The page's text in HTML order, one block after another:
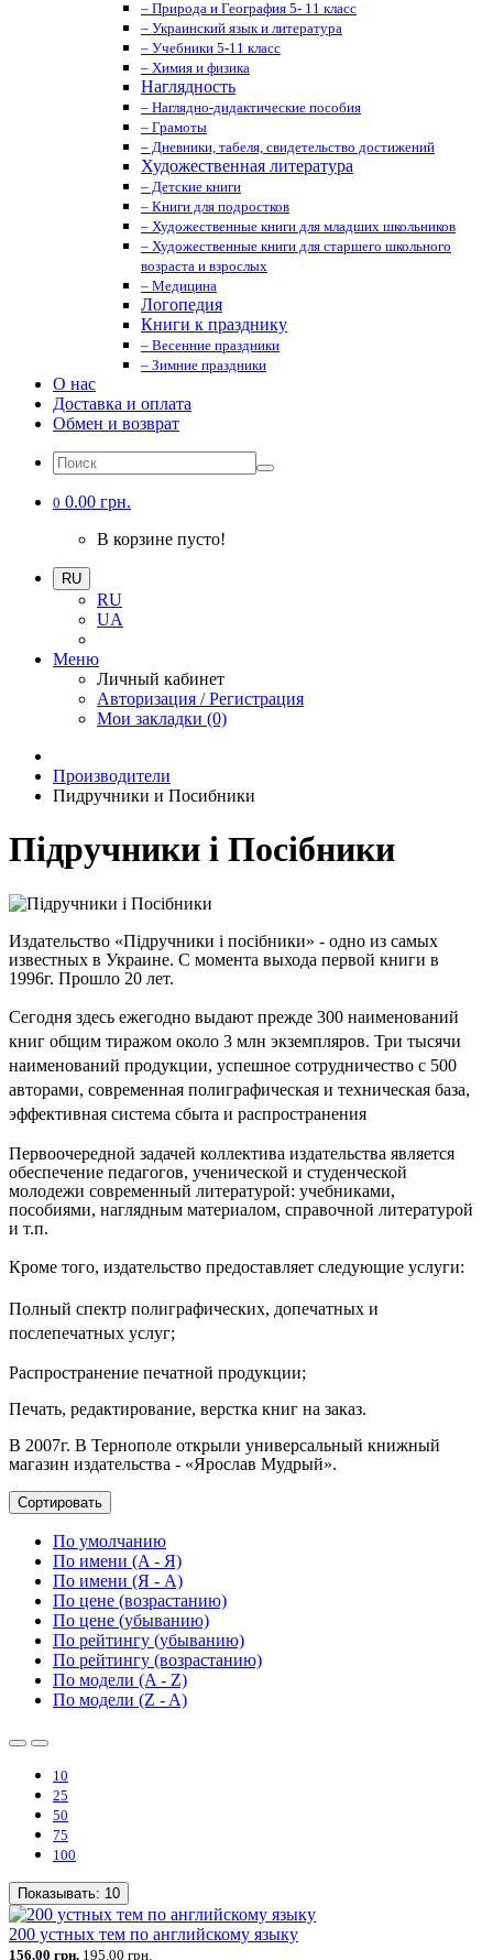
– Природа и География 5- 11 класс
– Украинский язык и литература
– Учебники 5-11 класс
– Химия и физика
Наглядность
– Наглядно-дидактические пособия
– Грамоты
– Дневники, табеля, свидетельство достижений
Художественная литература
– Детские книги
– Книги для подростков
– Художественные книги для младших школьников
– Художественные книги для старшего школьного
возраста и взрослых
– Медицина
Логопедия
Книги к празднику
– Весенние праздники
– Зимние праздники
О нас
Доставка и оплата
Обмен и возврат
0 0.00 грн.
В корзине пусто!
RU
RU
UA
Меню
Личный кабинет
Авторизация / Регистрация
Мои закладки (0)
Производители
Пидручники и Посибники
Підручники і Посібники
Издательство «Підручники і посібники» - одно из самых
известных в Украине. С момента выхода первой книги в
1996г. Прошло 20 лет.
Сегодня здесь ежегодно выдают прежде 300 наименований
книг общим тиражом около 3 млн экземпляров. Три тысячи
наименований продукции, успешное сотрудничество с 500
авторами, современная полиграфическая и техническая база,
эффективная система сбыта и распространения
Первоочередной задачей коллектива издательства является
обеспечение педагогов, ученической и студенческой
молодежи современный литературой: учебниками,
пособиями, наглядным материалом, справочной литературой
и т.п.
Кроме того, издательство предоставляет следующие услуги:
Полный спектр полиграфических, допечатных и
послепечатных услуг;
Распространение печатной продукции;
Печать, редактирование, верстка книг на заказ.
В 2007г. В Тернополе открыли универсальный книжный
магазин издательства - «Ярослав Мудрый».
Сортировать
По умолчанию
По имени (A - Я)
По имени (Я - A)
По цене (возрастанию)
По цене (убыванию)
По рейтингу (убыванию)
По рейтингу (возрастанию)
По модели (A - Z)
По модели (Z - A)
10
25
50
75
100
Показывать: 10
200 устных тем по английскому языку
156.00 грн. 195.00 грн.